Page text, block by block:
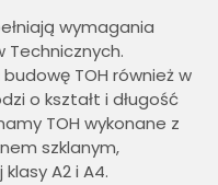
wymagania
Technicznych.
TOH również w
o kształt i długość
TOH wykonane z
szklanym,
A2 i A4.